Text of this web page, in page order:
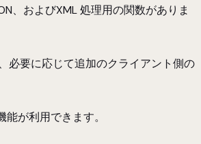
、およびXML 処理用の関数がありま
必要に応じて追加のクライアント側の
が利用できます。